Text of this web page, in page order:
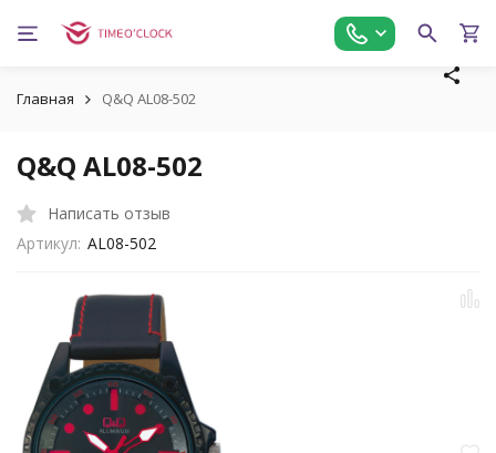
Главная Q&Q AL08-502
Q&Q AL08-502
Написать отзыв
Артикул: AL08-502